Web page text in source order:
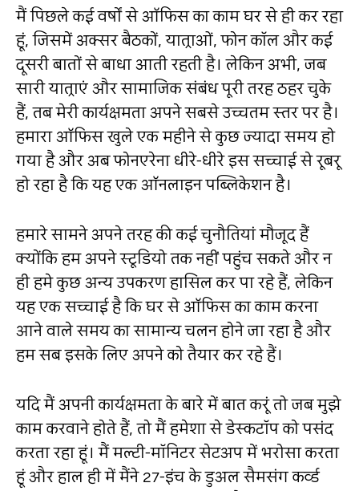
मैं पिछले कई वर्षों से ऑफिस का काम घर से ही कर रहा
हूं, जिसमें अक्सर बैठकों, यात्राओं, फोन कॉल और कई
दूसरी बातों से बाधा आती रहती है। लेकिन अभी, जब
सारी यात्राएं और सामाजिक संबंध पूरी तरह ठहर चुके
हैं, तब मेरी कार्यक्षमता अपने सबसे उच्चतम स्तर पर है।
हमारा ऑफिस खुले एक महीने से कुछ ज्यादा समय हो
गया है और अब फोनएरेना धीरे-धीरे इस सच्चाई से रूबरू
हो रहा है कि यह एक ऑनलाइन पब्लिकेशन है।
हमारे सामने अपने तरह की कई चुनौतियां मौजूद हैं
क्योंकि हम अपने स्टूडियो तक नहीं पहुंच सकते और न
ही हमे कुछ अन्य उपकरण हासिल कर पा रहे हैं, लेकिन
यह एक सच्चाई है कि घर से ऑफिस का काम करना
आने वाले समय का सामान्य चलन होने जा रहा है और
हम सब इसके लिए अपने को तैयार कर रहे हैं।
यदि मैं अपनी कार्यक्षमता के बारे में बात करूं तो जब मुझे
काम करवाने होते हैं, तो मैं हमेशा से डेस्कटॉप को पसंद
करता रहा हूं। मैं मल्टी-मॉनिटर सेटअप में भरोसा करता
हूं और हाल ही में मैंने 27-इंच के डुअल सैमसंग कर्व्ड